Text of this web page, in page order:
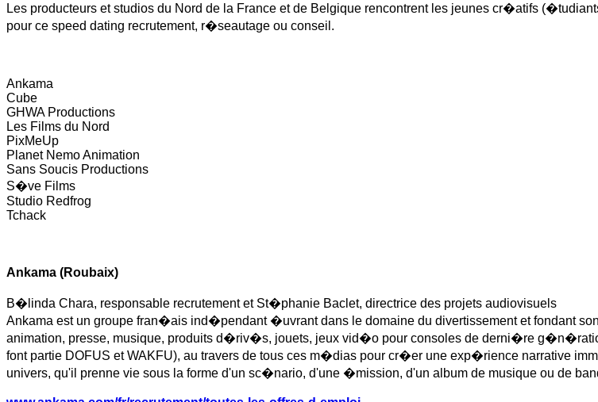
Les producteurs et studios du Nord de la France et de Belgique rencontrent les jeunes cr�atifs
pour ce speed dating recrutement, r�seautage ou conseil.
Ankama
Cube
GHWA Productions
Les Films du Nord
PixMeUp
Planet Nemo Animation
Sans Soucis Productions
S�ve Films
Studio Redfrog
Tchack
Ankama (Roubaix)
B�linda Chara, responsable recrutement et St�phanie Baclet, directrice des projets audiovisuels
Ankama est un groupe fran�ais ind�pendant �uvrant dans le domaine du divertissement et fondant
animation, presse, musique, produits d�riv�s, jouets, jeux vid�o pour consoles de derni�re
font partie DOFUS et WAKFU), au travers de tous ces m�dias pour cr�er une exp�rience narrative
univers, qu'il prenne vie sous la forme d'un sc�nario, d'une �mission, d'un album de musique ou de